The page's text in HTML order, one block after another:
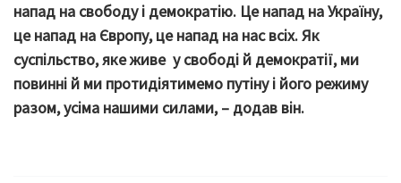
напад на свободу і демократію. Це напад на Україну,
це напад на Європу, це напад на нас всіх. Як
суспільство, яке живе у свободі й демократії, ми
повинні й ми протидіятимемо путіну і його режиму
разом, усіма нашими силами, – додав він.